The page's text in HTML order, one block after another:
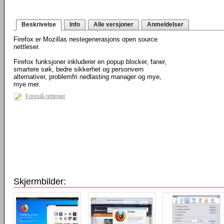
Beskrivelse Info Alle versjoner Anmeldelser
Firefox er Mozillas nestegenerasjons open source
nettleser.
Firefox funksjoner inkluderer en popup blocker, faner,
smartere søk, bedre sikkerhet og personvern
alternativer, problemfri nedlasting manager og mye,
mye mer.
Foreslå rettinger
Skjermbilder: